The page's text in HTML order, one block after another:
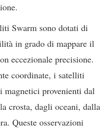
Swarm sono dotati di
in grado di mappare il
eccezionale precisione.
coordinate, i satelliti
magnetici provenienti dal
crosta, dagli oceani, dalla
Queste osservazioni